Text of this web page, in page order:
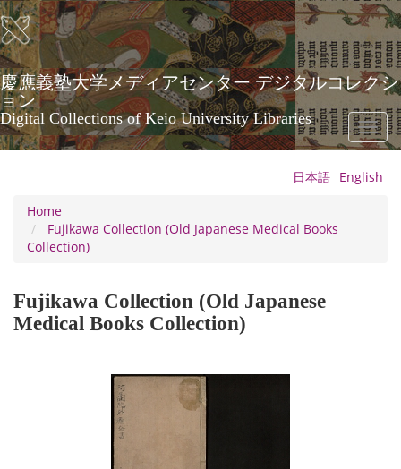
Skip
to
main
content
慶應義塾大学メディアセンター デジタルコレクシ
ョン
Digital Collections of Keio University Libraries
Toggle
日本語 English
Home
Fujikawa Collection (Old Japanese Medical Books
Collection)
Fujikawa Collection (Old Japanese
Medical Books Collection)